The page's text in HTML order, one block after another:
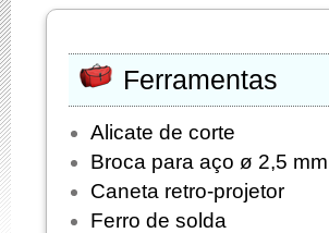
Ferramentas
Alicate de corte
Broca para aço ø 2,5 mm
Caneta retro-projetor
Ferro de solda